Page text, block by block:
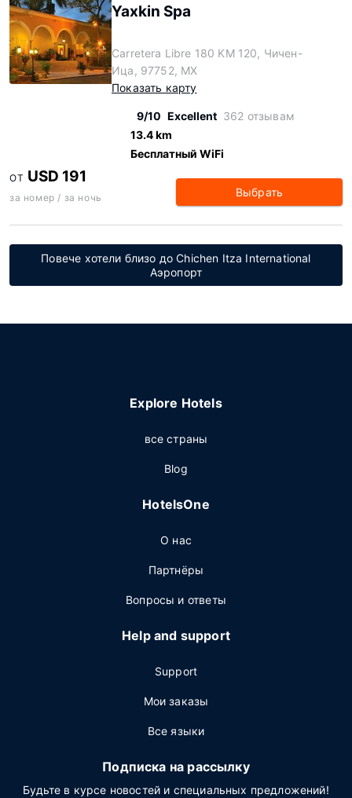
Yaxkin Spa
Carretera Libre 180 KM 120, Чичен-
Ица, 97752, MX
Показать карту
9/10 Excellent 362 отзывам
13.4 km
Бесплатный WiFi
ОТ USD 191
за номер / за ночь Выбрать
Повече хотели близо до Chichen Itza International
Аэропорт
Explore Hotels
все страны
Blog
HotelsOne
О нас
Партнёры
Вопросы и ответы
Help and support
Support
Мои заказы
Все языки
Подписка на рассылку
Будьте в курсе новостей и специальных предложений!